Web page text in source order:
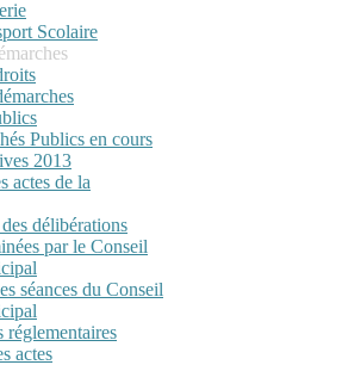
Scolaire
Publics en cours
2013
actes de la
délibérations
par le Conseil
séances du Conseil
réglementaires
actes